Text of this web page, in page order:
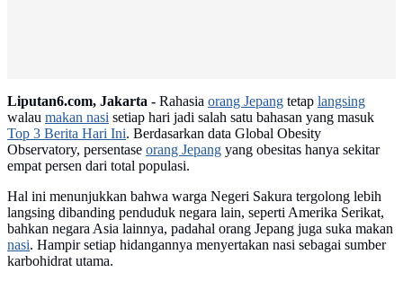
Liputan6.com, Jakarta - Rahasia orang Jepang tetap langsing
walau makan nasi setiap hari jadi salah satu bahasan yang masuk
Top 3 Berita Hari Ini. Berdasarkan data Global Obesity
Observatory, persentase orang Jepang yang obesitas hanya sekitar
empat persen dari total populasi.
Hal ini menunjukkan bahwa warga Negeri Sakura tergolong lebih
langsing dibanding penduduk negara lain, seperti Amerika Serikat,
bahkan negara Asia lainnya, padahal orang Jepang juga suka makan
nasi. Hampir setiap hidangannya menyertakan nasi sebagai sumber
karbohidrat utama.